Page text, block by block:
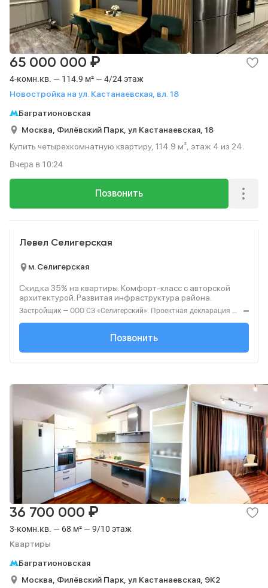
4-комн.кв. — 114.9 м² — 4/24 этаж
Новостройка на ул. Кастанаевская, вл. 18
65 000 000 ₽
Багратионовская
Москва, Филёвский Парк, ул Кастанаевская, 18
Купить четырехкомнатную квартиру, 114.9 м², этаж 4 из 24.
Позвонить
Вчера в 10:24
Левел Селигерская
м. Селигерская
Скидка 35% на квартиры. Комфорт‑класс с авторской
архитектурой. Развитая инфраструктура района.
Застройщик — ООО СЗ «Селигерский». Проектная декларация — наш.дом.рф. Акция до 28.02.26. Не оферта. Подробности — Level.ru
+7 (495) 127-68-...
Позвонить
3-комн.кв. — 68 м² — 9/10 этаж
Квартиры
36 700 000 ₽
Багратионовская
Москва, Филёвский Парк, ул Кастанаевская, 9К2